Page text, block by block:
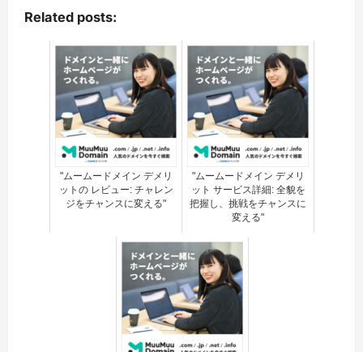
Related posts:
"ムームードメイン デメリ
ットの レビュー: チャレン
ジをチャンスに変える"
"ムームードメイン デメリ
ット サービス詳細: 全貌を
把握し、挑戦をチャンスに
変える"